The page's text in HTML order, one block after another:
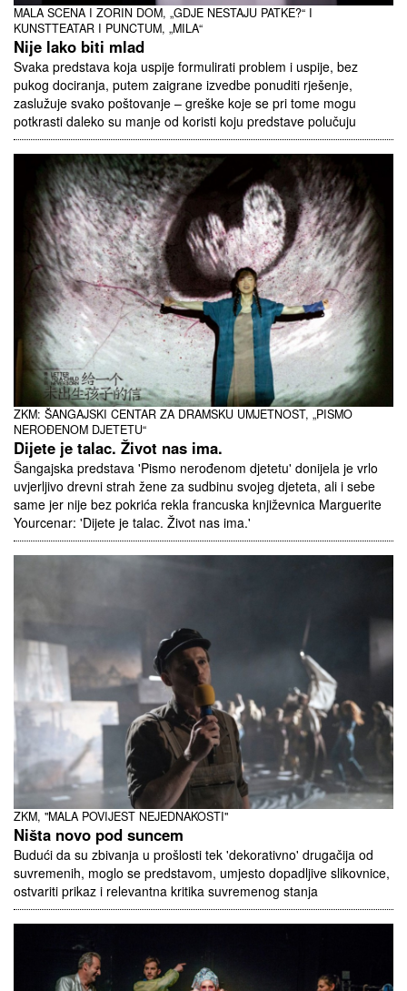
MALA SCENA I ZORIN DOM, „GDJE NESTAJU PATKE?“ I
KUNSTTEATAR I PUNCTUM, „MILA“
Nije lako biti mlad
Svaka predstava koja uspije formulirati problem i uspije, bez
pukog dociranja, putem zaigrane izvedbe ponuditi rješenje,
zaslužuje svako poštovanje – greške koje se pri tome mogu
potkrasti daleko su manje od koristi koju predstave polučuju
ZKM: ŠANGAJSKI CENTAR ZA DRAMSKU UMJETNOST, „PISMO
NEROĐENOM DJETETU“
Dijete je talac. Život nas ima.
Šangajska predstava 'Pismo nerođenom djetetu' donijela je vrlo
uvjerljivo drevni strah žene za sudbinu svojeg djeteta, ali i sebe
same jer nije bez pokrića rekla francuska književnica Marguerite
Yourcenar: 'Dijete je talac. Život nas ima.'
ZKM, "MALA POVIJEST NEJEDNAKOSTI"
Ništa novo pod suncem
Budući da su zbivanja u prošlosti tek 'dekorativno' drugačija od
suvremenih, moglo se predstavom, umjesto dopadljive slikovnice,
ostvariti prikaz i relevantna kritika suvremenog stanja